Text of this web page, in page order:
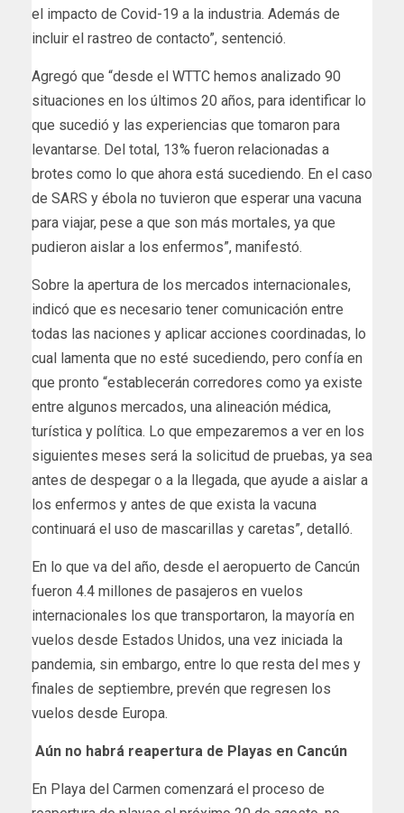
el impacto de Covid-19 a la industria. Además de
incluir el rastreo de contacto”, sentenció.
Agregó que “desde el WTTC hemos analizado 90
situaciones en los últimos 20 años, para identificar lo
que sucedió y las experiencias que tomaron para
levantarse. Del total, 13% fueron relacionadas a
brotes como lo que ahora está sucediendo. En el caso
de SARS y ébola no tuvieron que esperar una vacuna
para viajar, pese a que son más mortales, ya que
pudieron aislar a los enfermos”, manifestó.
Sobre la apertura de los mercados internacionales,
indicó que es necesario tener comunicación entre
todas las naciones y aplicar acciones coordinadas, lo
cual lamenta que no esté sucediendo, pero confía en
que pronto “establecerán corredores como ya existe
entre algunos mercados, una alineación médica,
turística y política. Lo que empezaremos a ver en los
siguientes meses será la solicitud de pruebas, ya sea
antes de despegar o a la llegada, que ayude a aislar a
los enfermos y antes de que exista la vacuna
continuará el uso de mascarillas y caretas”, detalló.
En lo que va del año, desde el aeropuerto de Cancún
fueron 4.4 millones de pasajeros en vuelos
internacionales los que transportaron, la mayoría en
vuelos desde Estados Unidos, una vez iniciada la
pandemia, sin embargo, entre lo que resta del mes y
finales de septiembre, prevén que regresen los
vuelos desde Europa.
Aún no habrá reapertura de Playas en Cancún
En Playa del Carmen comenzará el proceso de